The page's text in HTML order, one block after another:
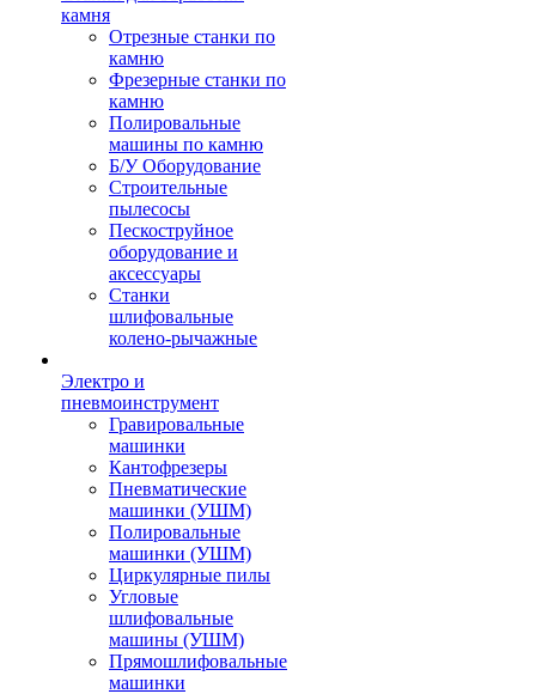
камня
Отрезные станки по
камню
Фрезерные станки по
камню
Полировальные
машины по камню
Б/У Оборудование
Строительные
пылесосы
Пескоструйное
оборудование и
аксессуары
Станки
шлифовальные
колено-рычажные
Электро и
пневмоинструмент
Гравировальные
машинки
Кантофрезеры
Пневматические
машинки (УШМ)
Полировальные
машинки (УШМ)
Циркулярные пилы
Угловые
шлифовальные
машины (УШМ)
Прямошлифовальные
машинки